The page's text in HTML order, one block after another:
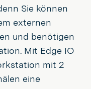
Sie können
externen
und benötigen
Mit Edge IO
mit 2
eine